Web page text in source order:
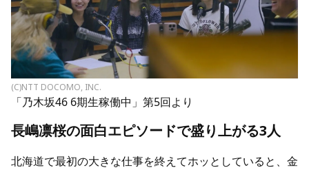
(C)NTT DOCOMO, INC.
「乃木坂46 6期生稼働中」第5回より
長嶋凛桜の面白エピソードで盛り上がる3人
北海道で最初の大きな仕事を終えてホッとしていると、金